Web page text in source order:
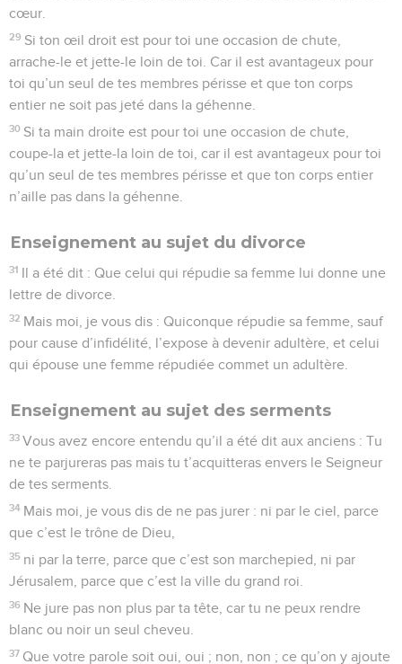
cœur.
29 Si ton œil droit est pour toi une occasion de chute,
arrache-le et jette-le loin de toi. Car il est avantageux pour
toi qu’un seul de tes membres périsse et que ton corps
entier ne soit pas jeté dans la géhenne.
30 Si ta main droite est pour toi une occasion de chute,
coupe-la et jette-la loin de toi, car il est avantageux pour toi
qu’un seul de tes membres périsse et que ton corps entier
n’aille pas dans la géhenne.
Enseignement au sujet du divorce
31 Il a été dit : Que celui qui répudie sa femme lui donne une
lettre de divorce.
32 Mais moi, je vous dis : Quiconque répudie sa femme, sauf
pour cause d’infidélité, l’expose à devenir adultère, et celui
qui épouse une femme répudiée commet un adultère.
Enseignement au sujet des serments
33 Vous avez encore entendu qu’il a été dit aux anciens : Tu
ne te parjureras pas mais tu t’acquitteras envers le Seigneur
de tes serments.
34 Mais moi, je vous dis de ne pas jurer : ni par le ciel, parce
que c’est le trône de Dieu,
35 ni par la terre, parce que c’est son marchepied, ni par
Jérusalem, parce que c’est la ville du grand roi.
36 Ne jure pas non plus par ta tête, car tu ne peux rendre
blanc ou noir un seul cheveu.
37 Que votre parole soit oui, oui ; non, non ; ce qu’on y ajoute